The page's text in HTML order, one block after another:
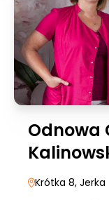
Odnowa
Krótka 8, Jerka